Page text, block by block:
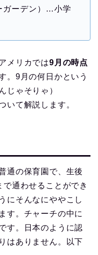
ガーデン）…小学
メリカでは9月の時点
。9月の何日かという
じゃそりゃ）
いて解説します。
通の保育園で、生後
通わせることができ
にそんなにややこし
す。チャーチの中に
す。日本のように認
はありません。以下